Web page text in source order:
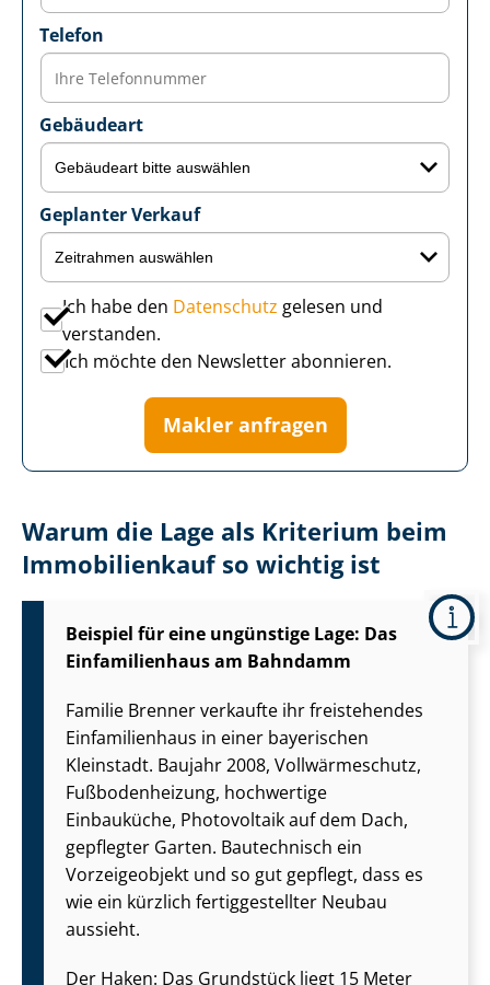
Telefon
Gebäudeart
Geplanter Verkauf
Ich habe den Datenschutz gelesen und
verstanden.
Ich möchte den Newsletter abonnieren.
Makler anfragen
Warum die Lage als Kriterium beim
Immobilienkauf so wichtig ist
Beispiel für eine ungünstige Lage: Das
Einfamilienhaus am Bahndamm
Familie Brenner verkaufte ihr freistehendes
Einfamilienhaus in einer bayerischen
Kleinstadt. Baujahr 2008, Vollwärmeschutz,
Fußbodenheizung, hochwertige
Einbauküche, Photovoltaik auf dem Dach,
gepflegter Garten. Bautechnisch ein
Vorzeigeobjekt und so gut gepflegt, dass es
wie ein kürzlich fer­tig­ge­stell­ter Neubau
aussieht.
Der Haken: Das Grundstück liegt 15 Meter